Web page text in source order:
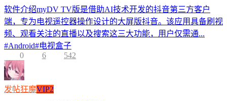
软件介绍myDV TV版是借助AI技术开发的抖音第三方客户
端，专为电视遥控器操作设计的大屏版抖音。该应用具备刷视
频、观看关注的直播以及搜索这三大功能，用户仅需通...
#Android#电视盒子
0
6 542
发帖狂魔VIP2